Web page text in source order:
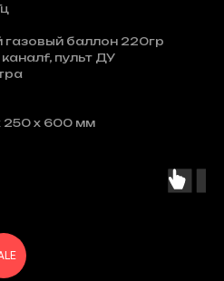
газовый баллон 220гр
пульт ДУ
250 х 600 мм